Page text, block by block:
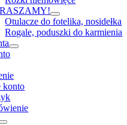
Otulacze do fotelika, nosidełka
Rogale, poduszki do karmienia
konto